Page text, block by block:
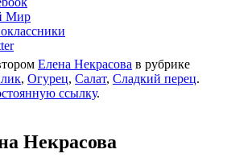
Елена Некрасова в рубрике
, Огурец, Салат, Сладкий перец.
ссылку.
Некрасова